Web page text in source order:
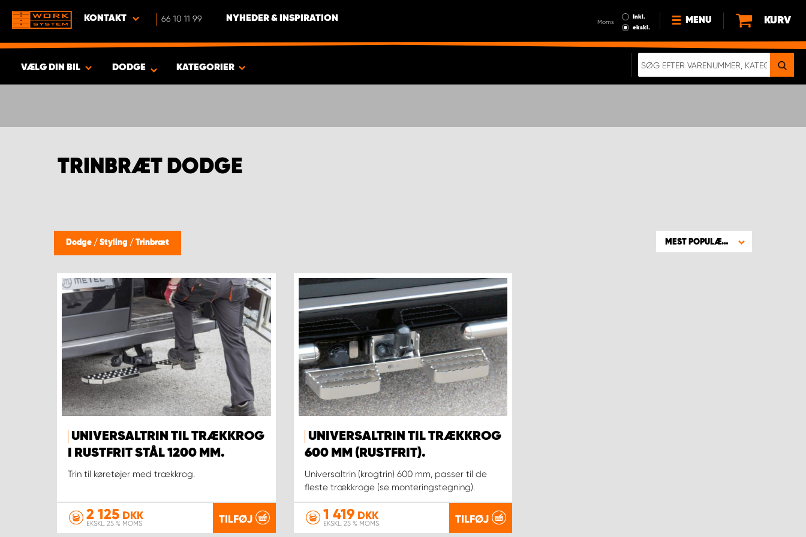
KONTAKT 66 10 11 99 NYHEDER & INSPIRATION Moms
Inkl.
ekskl.
MENU
HVORFOR VÆLGE WORK
KURV
VÆLG DIN BIL DODGE KATEGORIER
TRINBRÆT DODGE
Dodge / Styling / Trinbræt MEST POPULÆRE
UNIVERSALTRIN TIL TRÆKKROG
I RUSTFRIT STÅL 1200 MM.
Trin til køretøjer med trækkrog.
2 125 DKK
EKSKL. 25 % MOMS TILFØJ
UNIVERSALTRIN TIL TRÆKKROG
600 MM (RUSTFRIT).
Universaltrin (krogtrin) 600 mm, passer til de
fleste trækkroge (se monteringstegning).
1 419DKK
EKSKL. 25 % MOMS TILFØJ